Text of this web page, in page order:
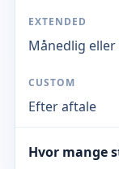
Månedlig
Efter aftale
Hvor mange